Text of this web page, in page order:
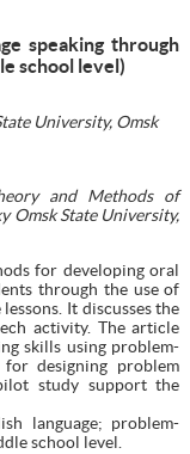
speaking through
school level)
University, Omsk
and Methods of
Omsk State University,
for developing oral
through the use of
It discusses the
activity. The article
skills using problem-
designing problem
study support the
language; problem-
school level.